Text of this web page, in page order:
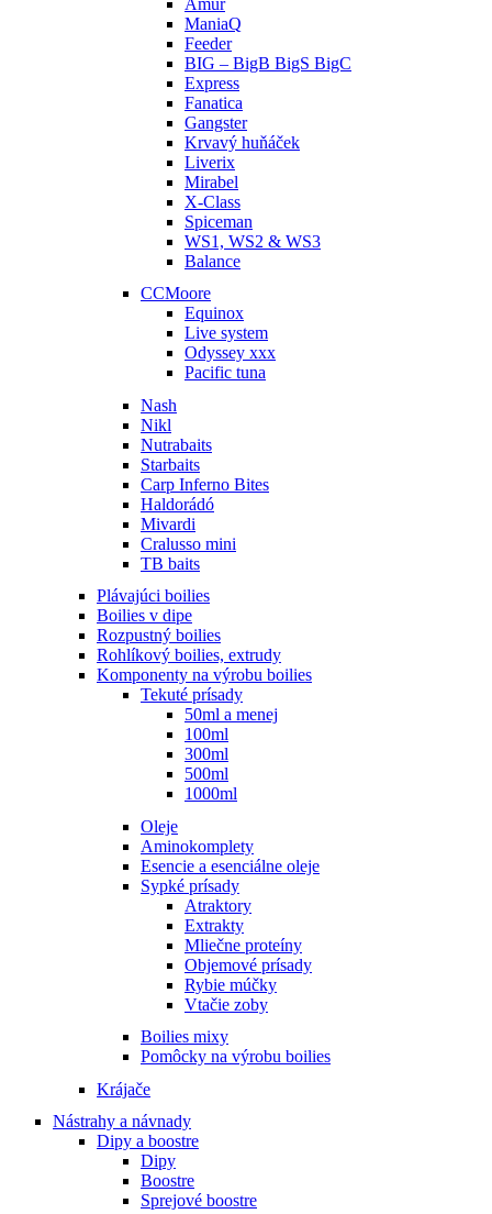
ManiaQ
Feeder
BIG – BigB BigS BigC
Express
Fanatica
Gangster
Krvavý huňáček
Liverix
Mirabel
X-Class
Spiceman
WS1, WS2 & WS3
Balance
CCMoore
Equinox
Live system
Odyssey xxx
Pacific tuna
Nash
Nikl
Nutrabaits
Starbaits
Carp Inferno Bites
Haldorádó
Mivardi
Cralusso mini
TB baits
Plávajúci boilies
Boilies v dipe
Rozpustný boilies
Rohlíkový boilies, extrudy
Komponenty na výrobu boilies
Tekuté prísady
50ml a menej
100ml
300ml
500ml
1000ml
Oleje
Aminokomplety
Esencie a esenciálne oleje
Sypké prísady
Atraktory
Extrakty
Mliečne proteíny
Objemové prísady
Rybie múčky
Vtačie zoby
Boilies mixy
Pomôcky na výrobu boilies
Krájače
Nástrahy a návnady
Dipy a boostre
Dipy
Boostre
Sprejové boostre